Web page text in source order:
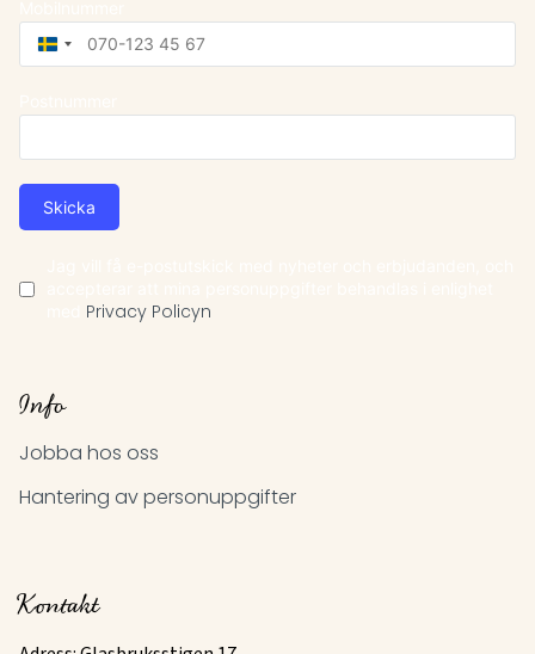
Sweden
+46
Skicka
Privacy Policyn
Info
Jobba hos oss
Hantering av personuppgifter
Kontakt